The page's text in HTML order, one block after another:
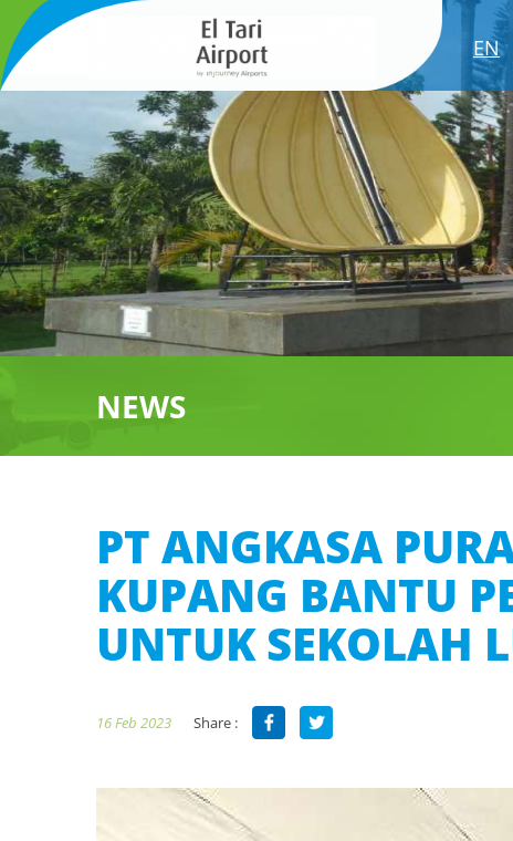
EN
NEWS
PT ANGKASA
KUPANG BANTU
UNTUK SEKOLAH
16 Feb 2023 Share :